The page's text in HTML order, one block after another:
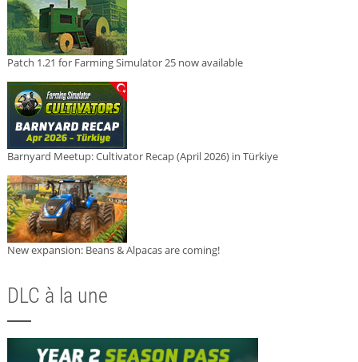
Patch 1.21 for Farming Simulator 25 now available
Barnyard Meetup: Cultivator Recap (April 2026) in Türkiye
New expansion: Beans & Alpacas are coming!
DLC à la une